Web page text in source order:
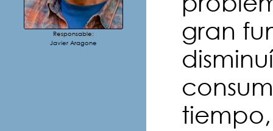
Responsable:
Javier Aragone
gran